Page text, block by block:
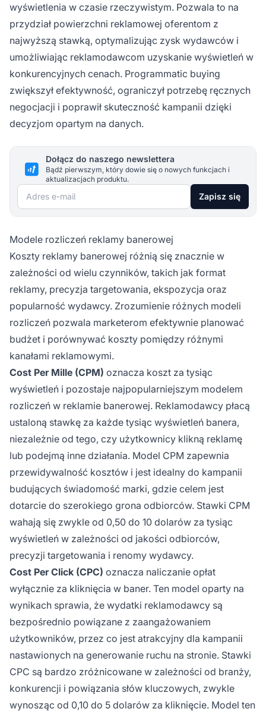
wyświetlenia w czasie rzeczywistym. Pozwala to na
przydział powierzchni reklamowej oferentom z
najwyższą stawką, optymalizując zysk wydawców i
umożliwiając reklamodawcom uzyskanie wyświetleń w
konkurencyjnych cenach. Programmatic buying
zwiększył efektywność, ograniczył potrzebę ręcznych
negocjacji i poprawił skuteczność kampanii dzięki
decyzjom opartym na danych.
Dołącz do naszego newslettera
Bądź pierwszym, który dowie się o nowych funkcjach i
aktualizacjach produktu.
Adres e-mail Zapisz się
Modele rozliczeń reklamy banerowej
Koszty reklamy banerowej różnią się znacznie w
zależności od wielu czynników, takich jak format
reklamy, precyzja targetowania, ekspozycja oraz
popularność wydawcy. Zrozumienie różnych modeli
rozliczeń pozwala marketerom efektywnie planować
budżet i porównywać koszty pomiędzy różnymi
kanałami reklamowymi.
Cost Per Mille (CPM) oznacza koszt za tysiąc
wyświetleń i pozostaje najpopularniejszym modelem
rozliczeń w reklamie banerowej. Reklamodawcy płacą
ustaloną stawkę za każde tysiąc wyświetleń banera,
niezależnie od tego, czy użytkownicy klikną reklamę
lub podejmą inne działania. Model CPM zapewnia
przewidywalność kosztów i jest idealny do kampanii
budujących świadomość marki, gdzie celem jest
dotarcie do szerokiego grona odbiorców. Stawki CPM
wahają się zwykle od 0,50 do 10 dolarów za tysiąc
wyświetleń w zależności od jakości odbiorców,
precyzji targetowania i renomy wydawcy.
Cost Per Click (CPC) oznacza naliczanie opłat
wyłącznie za kliknięcia w baner. Ten model oparty na
wynikach sprawia, że wydatki reklamodawcy są
bezpośrednio powiązane z zaangażowaniem
użytkowników, przez co jest atrakcyjny dla kampanii
nastawionych na generowanie ruchu na stronie. Stawki
CPC są bardzo zróżnicowane w zależności od branży,
konkurencji i powiązania słów kluczowych, zwykle
wynosząc od 0,10 do 5 dolarów za kliknięcie. Model ten